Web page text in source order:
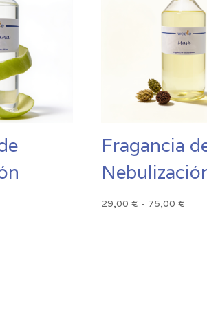
Fragancia
29,00 € - 75,00 €